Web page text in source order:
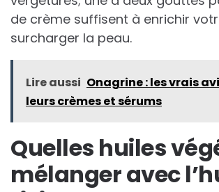
de crème suffisent à enrichir
surcharger la peau.
Lire aussi Onagrine : les vrais
leurs crèmes et sérums
Quelles huiles
mélanger avec